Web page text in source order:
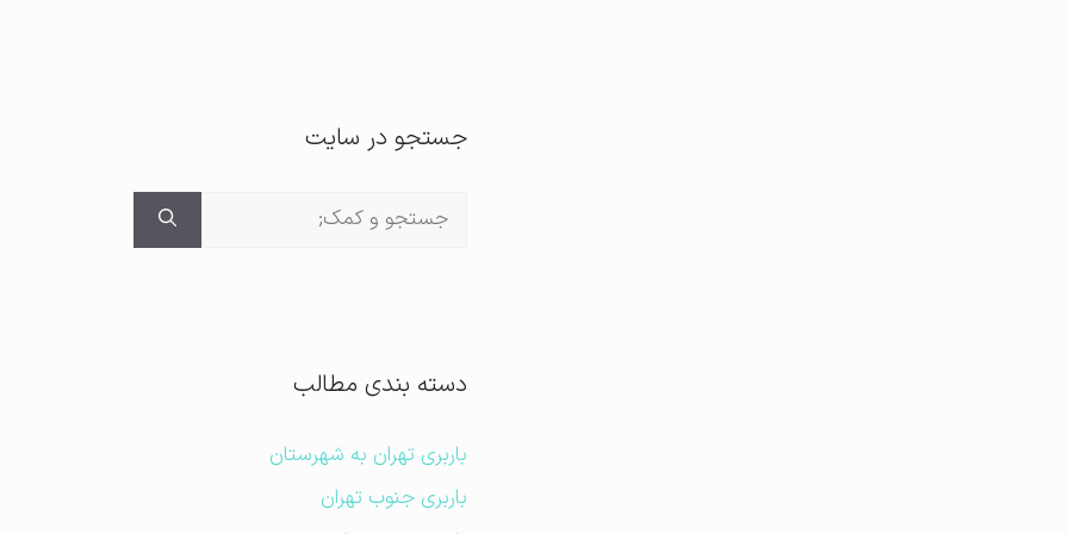
جستجو در سایت
جستجوی
دسته بندی مطالب
باربری تهران به شهرستان
باربری جنوب تهران